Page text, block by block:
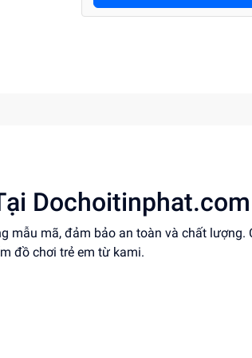
Dochoitinphat.com
mẫu mã, đảm bảo an toàn và chất lượng.
đồ chơi trẻ em từ kami.